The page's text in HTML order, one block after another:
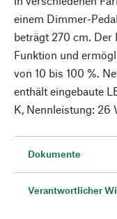
einem Dimmer-
beträgt 270 cm.
Funktion und
von 10 bis 100 %.
enthält eingebaute
K, Nennleistung: 26
Dokumente
Verantwortlicher